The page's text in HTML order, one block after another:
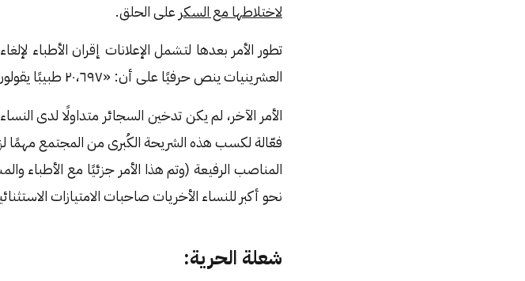
لاختلاطها مع السكر على الحلق.
تطور الأمر بعدها لتشمل الإعلانات إقران الأطباء
العشرينيات ينص حرفيًا على أن: «٢٠،٦٩٧ طبيبًا يقولون إنَّ سجائر لاكي سترايك تعطي تهيّجًا أقل للحلق».
الأمر الآخر، لم يكن تدخين السجائر متداولًا لدى
فعّالة لكسب هذه الشريحة الكُبرى من المجتمع مهمًا
المناصب الرفيعة (وتم هذا الأمر جزئيًا مع الأطباء
نحو أكبر للنساء الأخريات صاحبات الامتيازات
شعلة الحرية: